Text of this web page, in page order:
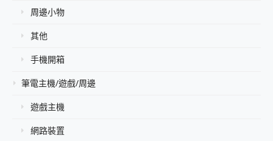
周邊小物
其他
手機開箱
筆電主機/遊戲/周邊
遊戲主機
網路裝置